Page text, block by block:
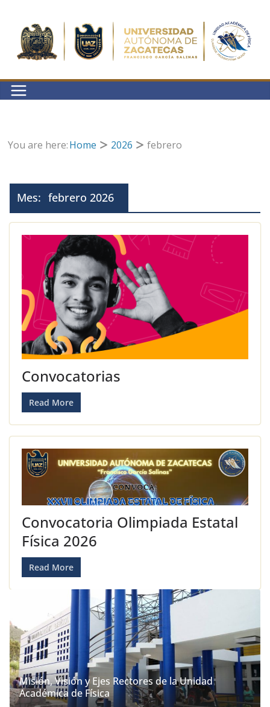
contenido
You are here:Home 2026 febrero
Mes: febrero 2026
Convocatorias
Read More
Convocatoria Olimpiada Estatal
Física 2026
Read More
Misión, Visión y Ejes Rectores de la Unidad
Académica de Física